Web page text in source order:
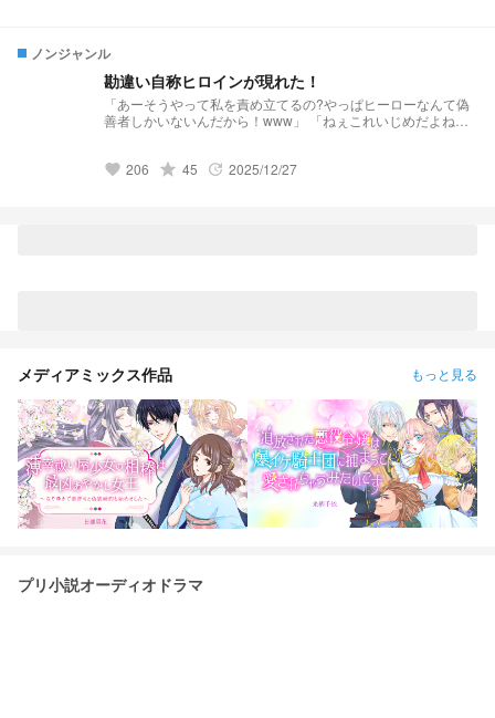
ノンジャンル
勘違い自称ヒロインが現れた！
「あーそうやって私を責め立てるの?やっぱヒーローなんて偽
善者しかいないんだから！www」 「ねぇこれいじめだよね？
自称ヒロインが現れた！
favorite 206 grade 45 update 2025/12/27
メディアミックス作品 もっと見る
プリ小説オーディオドラマ